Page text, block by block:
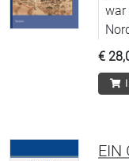
war
€
EIN